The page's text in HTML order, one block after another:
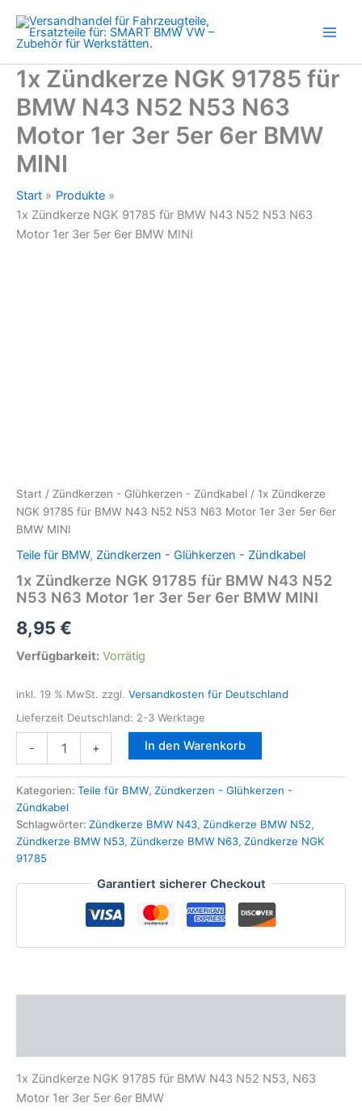
Inhalt
springen
1x Zündkerze NGK 91785 für
BMW N43 N52 N53 N63
Motor 1er 3er 5er 6er BMW
MINI
Start
Produkte
1x Zündkerze NGK 91785 für BMW N43 N52 N53 N63
Motor 1er 3er 5er 6er BMW MINI
Start / Zündkerzen - Glühkerzen - Zündkabel / 1x Zündkerze
NGK 91785 für BMW N43 N52 N53 N63 Motor 1er 3er 5er 6er
BMW MINI
Teile für BMW, Zündkerzen - Glühkerzen - Zündkabel
1x Zündkerze NGK 91785 für BMW N43 N52
N53 N63 Motor 1er 3er 5er 6er BMW MINI
8,95 €
Verfügbarkeit: Vorrätig
inkl. 19 % MwSt. zzgl. Versandkosten für Deutschland
Lieferzeit Deutschland: 2-3 Werktage
-
Zündkerze
91785
für
BMW
N43
N52
N63
5er
MINI
+ In den Warenkorb
Kategorien: Teile für BMW, Zündkerzen - Glühkerzen -
Zündkabel
Schlagwörter: Zündkerze BMW N43, Zündkerze BMW N52,
Zündkerze BMW N53, Zündkerze BMW N63, Zündkerze NGK
91785
Garantiert sicherer Checkout
1x Zündkerze NGK 91785 für BMW N43 N52 N53, N63
Motor 1er 3er 5er 6er BMW
N43
N52
N53
N63
Motor
1er
3er
5er